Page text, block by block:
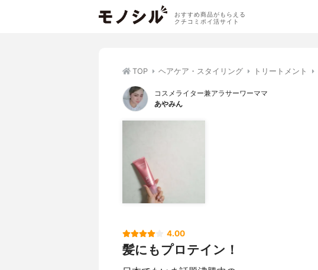
おすすめ商品がもらえる
クチコミポイ活サイト
TOP ヘアケア・スタイリング トリートメント
コスメライター兼アラサーワーママ
あやみん
4.00
髪にもプロテイン！